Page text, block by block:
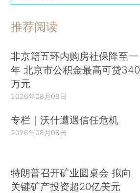
推荐阅读
非京籍五环内购房社保降至一
年 北京市公积金最高可贷340
万元
2026年08月08日
专栏｜沃什遭遇信任危机
2026年08月08日
特朗普召开矿业圆桌会 拟向
关键矿产投资超20亿美元